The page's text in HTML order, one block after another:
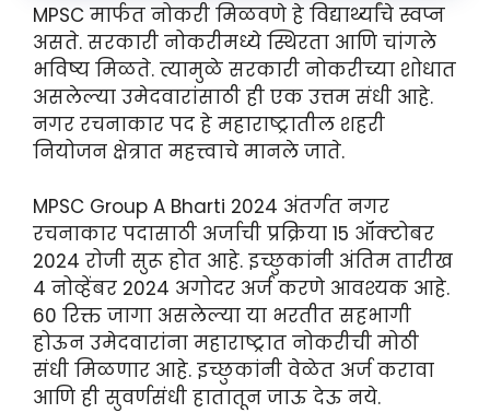
MPSC मार्फत नोकरी मिळवणे हे विद्यार्थ्यांचे स्वप्न
असते. सरकारी नोकरीमध्ये स्थिरता आणि चांगले
भविष्य मिळते. त्यामुळे सरकारी नोकरीच्या शोधात
असलेल्या उमेदवारांसाठी ही एक उत्तम संधी आहे.
नगर रचनाकार पद हे महाराष्ट्रातील शहरी
नियोजन क्षेत्रात महत्त्वाचे मानले जाते.
MPSC Group A Bharti 2024 अंतर्गत नगर
रचनाकार पदासाठी अर्जाची प्रक्रिया 15 ऑक्टोबर
2024 रोजी सुरू होत आहे. इच्छुकांनी अंतिम तारीख
4 नोव्हेंबर 2024 अगोदर अर्ज करणे आवश्यक आहे.
60 रिक्त जागा असलेल्या या भरतीत सहभागी
होऊन उमेदवारांना महाराष्ट्रात नोकरीची मोठी
संधी मिळणार आहे. इच्छुकांनी वेळेत अर्ज करावा
आणि ही सुवर्णसंधी हातातून जाऊ देऊ नये.